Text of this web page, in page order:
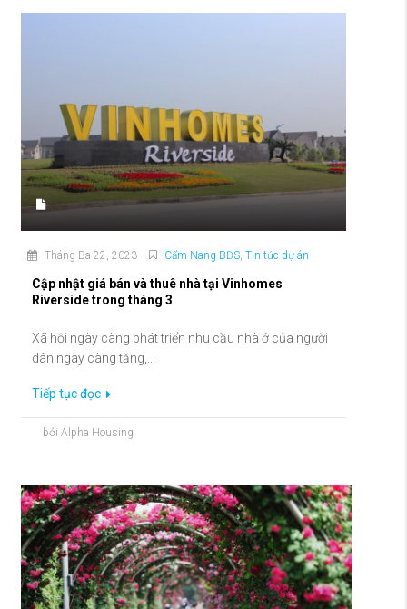
Tháng Ba 22, 2023 Cẩm Nang BĐS, Tin tức dự án
Cập nhật giá bán và thuê nhà tại Vinhomes
Riverside trong tháng 3
Xã hội ngày càng phát triển nhu cầu nhà ở của người
dân ngày càng tăng,...
Tiếp tục đọc
bởi Alpha Housing